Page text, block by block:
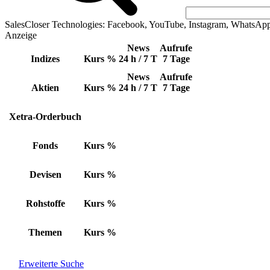
SalesCloser Technologies: Facebook, YouTube, Instagram,
Anzeige
Indizes Kurs %
News
24 h / 7 T
Aufrufe
7 Tage
Aktien Kurs %
News
24 h / 7 T
Aufrufe
7 Tage
Xetra-Orderbuch
Fonds Kurs %
Devisen Kurs %
Rohstoffe Kurs %
Themen Kurs %
Erweiterte Suche